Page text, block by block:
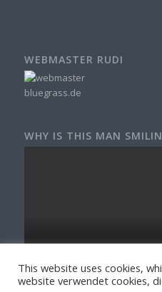
WEBMASTER RUDI
WHY IS THIS MAN
This website uses cookies,
website verwendet cookies,